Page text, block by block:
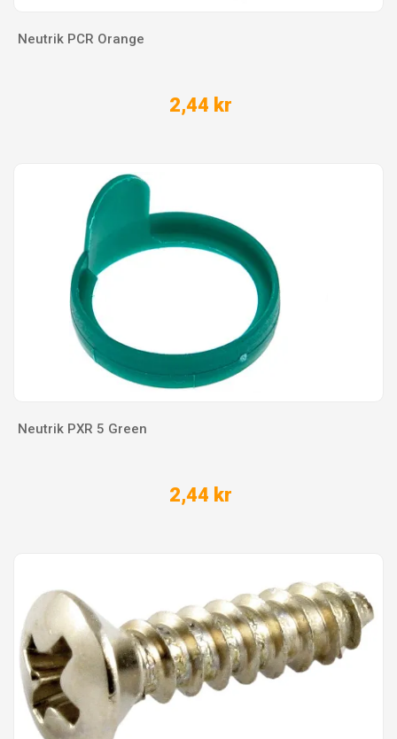
Neutrik PCR Orange
2,44 kr
Neutrik PXR 5 Green
2,44 kr